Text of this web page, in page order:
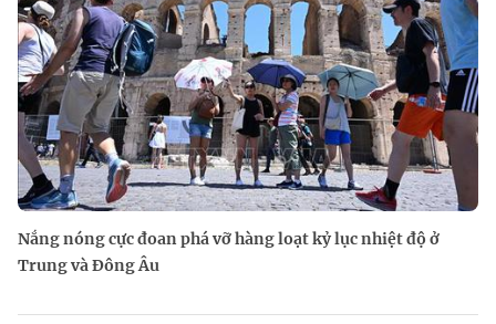
Nắng nóng cực đoan phá vỡ hàng loạt kỷ lục nhiệt độ ở
Trung và Đông Âu